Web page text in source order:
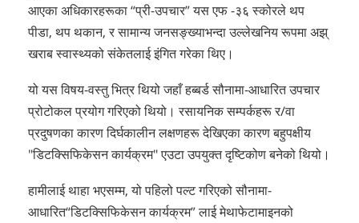
आएका अधिकारहरूका “प्री-उपचार” यस एफ -३६ स्कोरले थप
पीडा, थप थकान, र सामान्य जनसङ्ख्याभन्दा उल्लेखनिय रूपमा अझ्
खराब स्वास्थ्यको संकेतलाई इंगित गरेका थिए।
यो यस विषय-वस्तु भित्र थियो जहाँ हब्बर्ड सौनामा-आधारित उपचार
प्रोटोकल प्रयोग गरिएको थियो। रसायनिक सम्पर्कहरू र/वा
प्रदुषणका कारण दिर्घकालीन लक्षणहरू देखिएका कारण बहुपक्षीय
"डिटक्सिफिकेसन कार्यक्रम" एउटा उपयुक्त दृष्टिकोण बनेको थियो।
हामीलाई थाहा भएसम्म, यो पहिलो पल्ट गरिएको सौनामा-
आधारित“डिटक्सिफिकेसन कार्यक्रम” लाई मेथाफेटामाइनको